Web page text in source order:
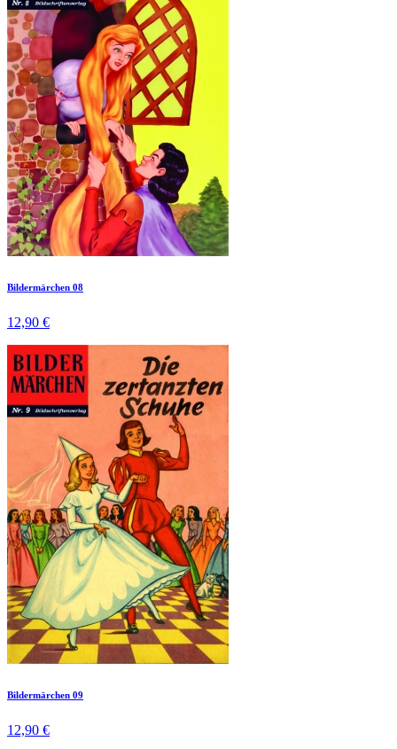
Bildermärchen 08
12,90 €
Bildermärchen 09
12,90 €